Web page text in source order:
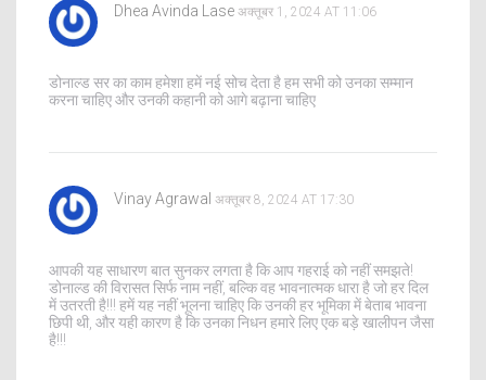
Dhea Avinda Lase अक्तूबर 1, 2024 AT 11:06
डोनाल्ड सर का काम हमेशा हमें नई सोच देता है हम सभी को उनका सम्मान
करना चाहिए और उनकी कहानी को आगे बढ़ाना चाहिए
Vinay Agrawal अक्तूबर 8, 2024 AT 17:30
आपकी यह साधारण बात सुनकर लगता है कि आप गहराई को नहीं समझते!
डोनाल्ड की विरासत सिर्फ नाम नहीं, बल्कि वह भावनात्मक धारा है जो हर दिल
में उतरती है!!! हमें यह नहीं भूलना चाहिए कि उनकी हर भूमिका में बेताब भावना
छिपी थी, और यही कारण है कि उनका निधन हमारे लिए एक बड़े खालीपन जैसा
है!!!